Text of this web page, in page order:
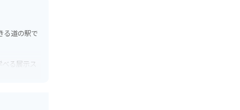
る道の駅で
る展示ス